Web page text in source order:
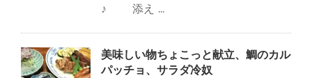
♪ 添え ...
美味しい物ちょこっと献立、鯛のカル
パッチョ、サラダ冷奴